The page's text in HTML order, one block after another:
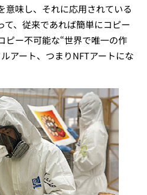
意味し、それに応用されている
て、従来であれば簡単にコピー
ピー不可能な“世界で唯一の作
アート、つまりNFTアートにな